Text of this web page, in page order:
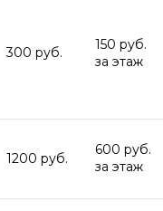
300 руб.
150 руб.
за этаж
1200 руб.
600 руб.
за этаж